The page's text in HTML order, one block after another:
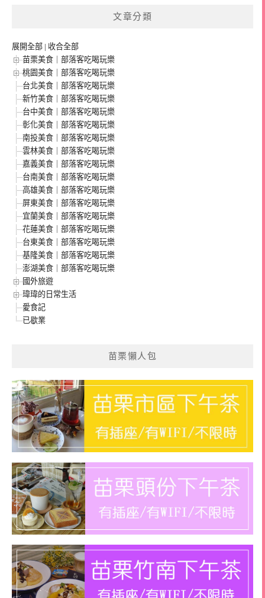
文章分類
展開全部 | 收合全部
苗栗美食｜部落客吃喝玩樂
桃園美食｜部落客吃喝玩樂
台北美食｜部落客吃喝玩樂
新竹美食｜部落客吃喝玩樂
台中美食｜部落客吃喝玩樂
彰化美食｜部落客吃喝玩樂
南投美食｜部落客吃喝玩樂
雲林美食｜部落客吃喝玩樂
嘉義美食｜部落客吃喝玩樂
台南美食｜部落客吃喝玩樂
高雄美食｜部落客吃喝玩樂
屏東美食｜部落客吃喝玩樂
宜蘭美食｜部落客吃喝玩樂
花蓮美食｜部落客吃喝玩樂
台東美食｜部落客吃喝玩樂
基隆美食｜部落客吃喝玩樂
澎湖美食｜部落客吃喝玩樂
國外旅遊
瑋瑋的日常生活
愛食記
已歇業
苗栗懶人包